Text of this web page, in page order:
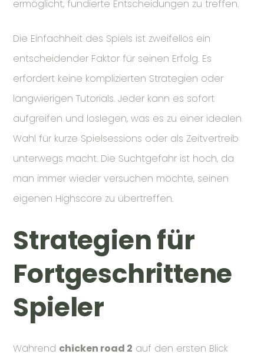
ermöglicht, fundierte Entscheidungen zu treffen.
Die Einfachheit des Spiels ist zweifellos ein
entscheidender Faktor für seinen Erfolg. Es
erfordert keine komplizierten Strategien oder
langwierigen Tutorials. Jeder kann es sofort
aufgreifen und loslegen, was es zu einer idealen
Wahl für kurze Spielsessions oder als Zeitvertreib
unterwegs macht. Die Suchtgefahr ist hoch, da
man immer wieder versuchen möchte, seinen
eigenen Highscore zu übertreffen.
Strategien für
Fortgeschrittene
Spieler
Während chicken road 2 auf den ersten Blick